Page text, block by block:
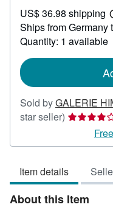
892.79
US$ 36.98 shipping
Ships from Germany
Quantity: 1 available
Sold byGALERIE
star seller) Seller
4
of
5
stars
Item details
About this Item